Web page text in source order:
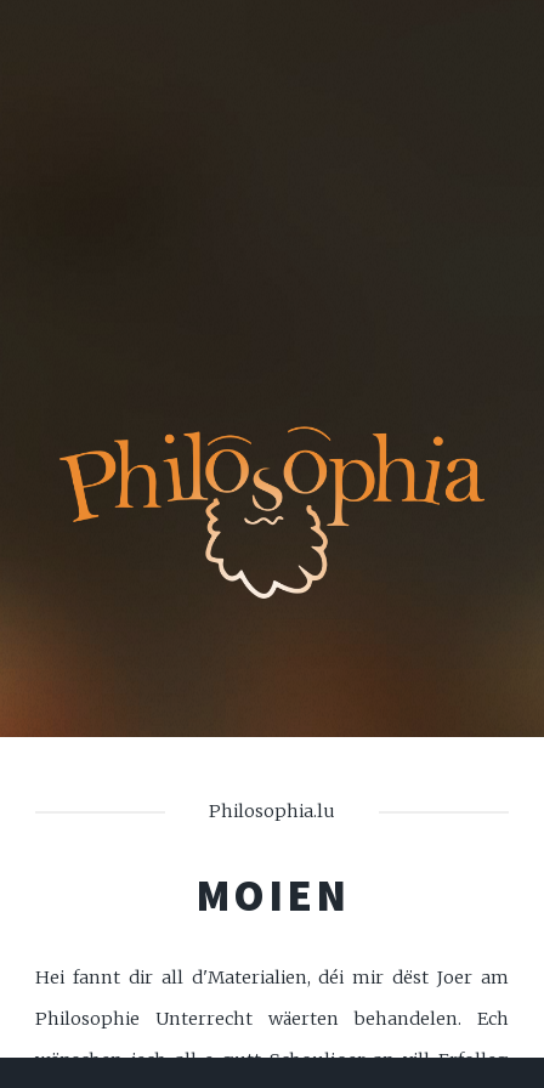
Philosophia.lu
MOIEN
Hei fannt dir all d'Materialien, déi mir dëst Joer am
Philosophie Unterrecht wäerten behandelen. Ech
wënschen iech all e gutt Schouljoer an vill Erfolleg